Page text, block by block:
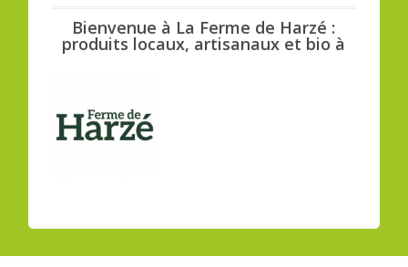
Bienvenue à La Ferme de Harzé :
produits locaux, artisanaux et bio à